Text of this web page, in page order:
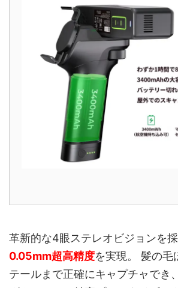
革新的な4眼ステレオビジョンを
0.05mm超高精度を実現。 髪の毛
テールまで正確にキャプチャでき